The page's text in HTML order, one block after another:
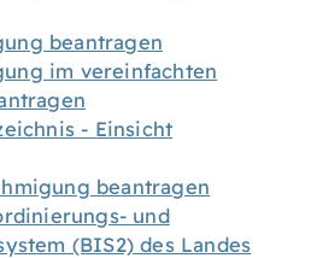
beantragen
im vereinfachten
- Einsicht
beantragen
und
(BIS2) des Landes